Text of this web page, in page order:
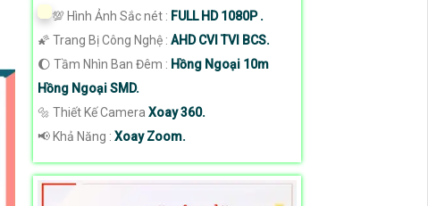
💯 Hình Ảnh Sắc nét : FULL HD 1080P .
🌠 Trang Bị Công Nghệ : AHD CVI TVI BCS.
🌔 Tầm Nhìn Ban Đêm : Hồng Ngoại 10m
Hồng Ngoại SMD.
🔩 Thiết Kế Camera Xoay 360.
️📢 Khả Năng : Xoay Zoom.